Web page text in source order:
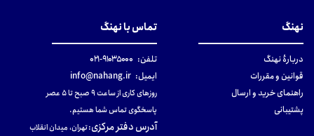
نهنگ
دربارهٔ نهنگ
قوانین و مقررات
راهنمای خرید و ارسال
پشتیبانی
تماس با نهنگ
تلفن: ۹۱۰۳۵۰۰۰-۰۲۱
ایمیل: info@nahang.ir
روزهای کاری از ساعت ۹ صبح تا ۵ عصر
پاسخگوی تماس شما هستیم.
آدرس دفتر مرکزی:تهران، میدان انقلاب